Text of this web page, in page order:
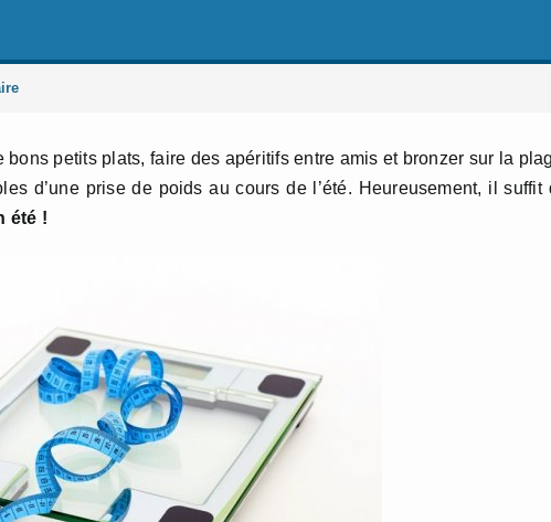
bons petits plats, faire des apéritifs entre amis et bronzer sur la
d’une prise de poids au cours de l’été. Heureusement, il suffit
été !